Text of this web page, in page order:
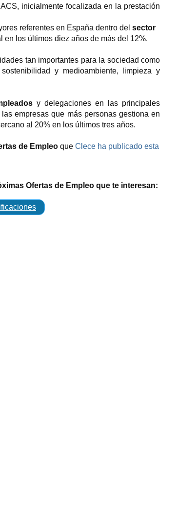
inicialmente focalizada en la prestación
referentes en España dentro del sector
en los últimos diez años de más del 12%.
tan importantes para la sociedad como
y medioambiente, limpieza y
y delegaciones en las principales
empresas que más personas gestiona en
al 20% en los últimos tres años.
de Empleo que Clece ha publicado esta
Ofertas de Empleo que te interesan: